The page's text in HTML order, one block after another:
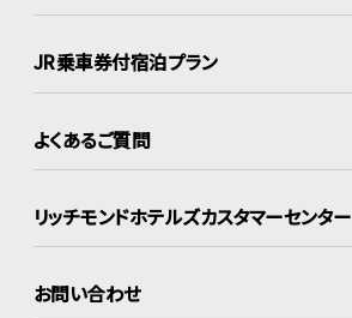
JR乗車券付宿泊プラン
よくあるご質問
リッチモンドホテルズカスタマーセンター
お問い合わせ